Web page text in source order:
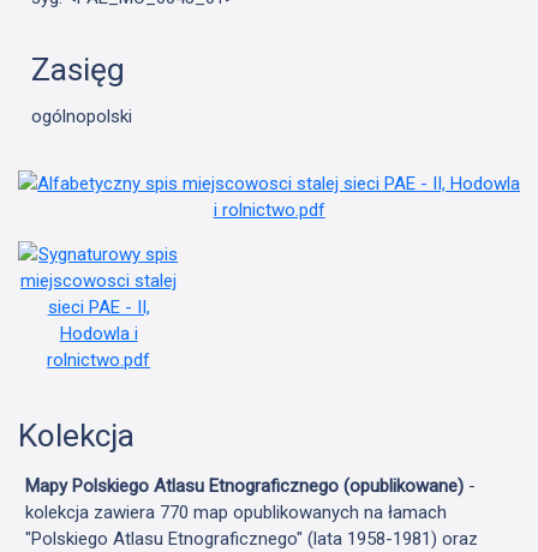
Zasięg
ogólnopolski
Kolekcja
Mapy Polskiego Atlasu Etnograficznego (opublikowane) -
kolekcja zawiera 770 map opublikowanych na łamach
"Polskiego Atlasu Etnograficznego" (lata 1958-1981) oraz